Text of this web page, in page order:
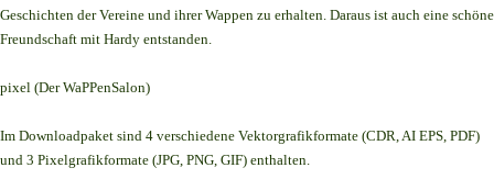
Geschichten der Vereine und ihrer Wappen zu erhalten. Daraus ist auch eine schöne
Freundschaft mit Hardy entstanden.
pixel (Der WaPPenSalon)
Im Downloadpaket sind 4 verschiedene Vektorgrafikformate (CDR, AI EPS, PDF)
und 3 Pixelgrafikformate (JPG, PNG, GIF) enthalten.